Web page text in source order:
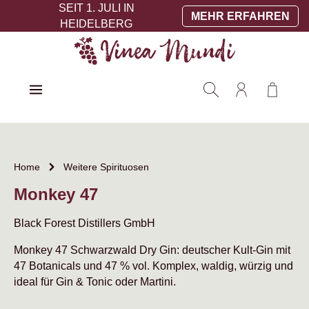
Zum Hauptinhalt springen
SEIT 1. JULI IN
HEIDELBERG
MEHR ERFAHREN
Home Weitere Spirituosen
Monkey 47
Black Forest Distillers GmbH
Monkey 47 Schwarzwald Dry Gin: deutscher Kult-Gin mit
47 Botanicals und 47 % vol. Komplex, waldig, würzig und
ideal für Gin & Tonic oder Martini.